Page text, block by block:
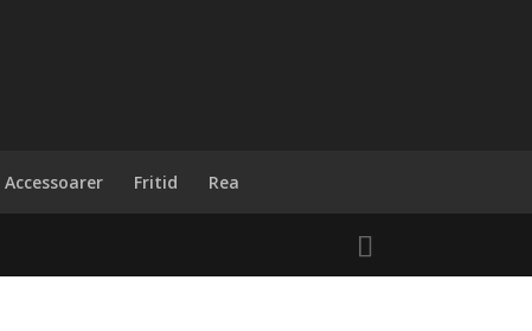
Accessoarer Fritid Rea